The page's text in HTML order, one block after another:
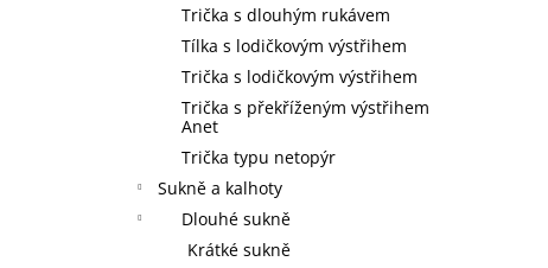
Trička s dlouhým rukávem
Tílka s lodičkovým výstřihem
Trička s lodičkovým výstřihem
Trička s překříženým výstřihem
Anet
Trička typu netopýr
Sukně a kalhoty
Dlouhé sukně
Krátké sukně